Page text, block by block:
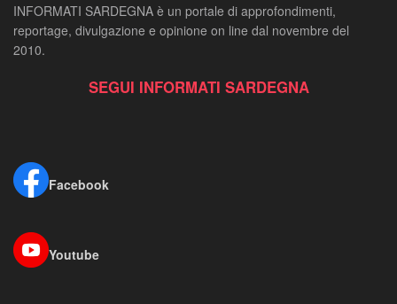
INFORMATI SARDEGNA è un portale di approfondimenti,
reportage, divulgazione e opinione on line dal novembre del
2010.
SEGUI INFORMATI SARDEGNA
Facebook
Youtube